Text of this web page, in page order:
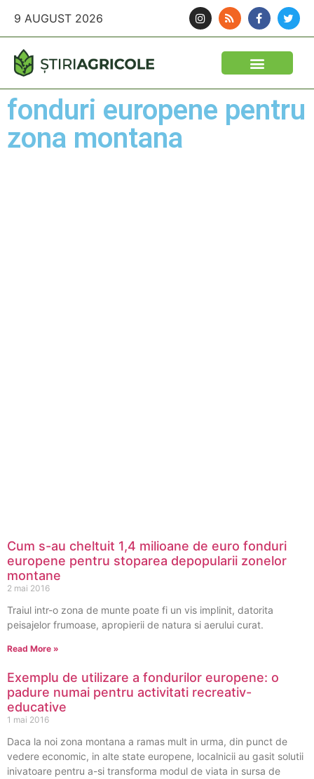
9 AUGUST 2026
fonduri europene pentru
zona montana
Cum s-au cheltuit 1,4 milioane de euro fonduri
europene pentru stoparea depopularii zonelor
montane
2 mai 2016
Traiul intr-o zona de munte poate fi un vis implinit, datorita
peisajelor frumoase, apropierii de natura si aerului curat.
Read More »
Exemplu de utilizare a fondurilor europene: o
padure numai pentru activitati recreativ-
educative
1 mai 2016
Daca la noi zona montana a ramas mult in urma, din punct de
vedere economic, in alte state europene, localnicii au gasit solutii
inivatoare pentru a-si transforma modul de viata in sursa de